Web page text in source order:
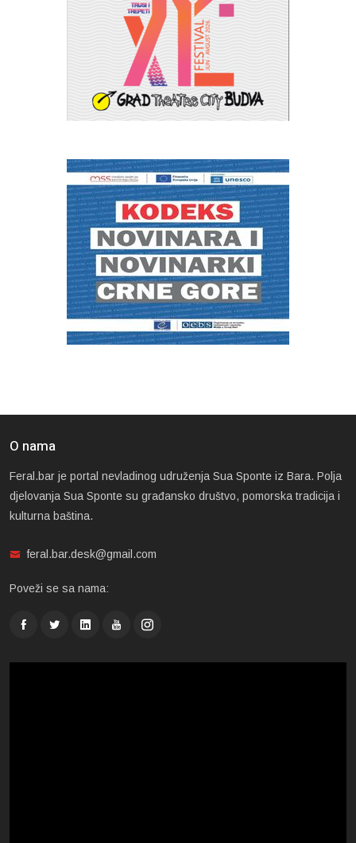
O nama
Feral.bar je portal nevladinog udruženja Sua Sponte iz Bara. Polja
djelovanja Sua Sponte su građansko društvo, pomorska tradicija i
kulturna baština.
feral.bar.desk@gmail.com
Poveži se sa nama: